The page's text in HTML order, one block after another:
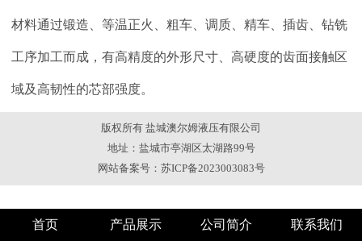
材料通过锻造、等温正火、粗车、调质、精车、插齿、钻铣
工序加工而成，有高精度的外形尺寸、高硬度的齿面接触区
域及高韧性的芯部强度。
版权所有 盐城澳尔姆液压有限公司
地址：盐城市亭湖区太湖路99号
网站备案号：苏ICP备2023003083号
首页 产品展示 公司简介 联系我们